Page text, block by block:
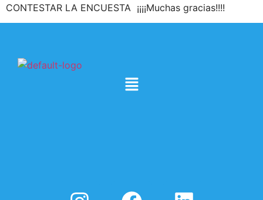
CONTESTAR LA ENCUESTA ¡¡¡¡Muchas gracias!!!!